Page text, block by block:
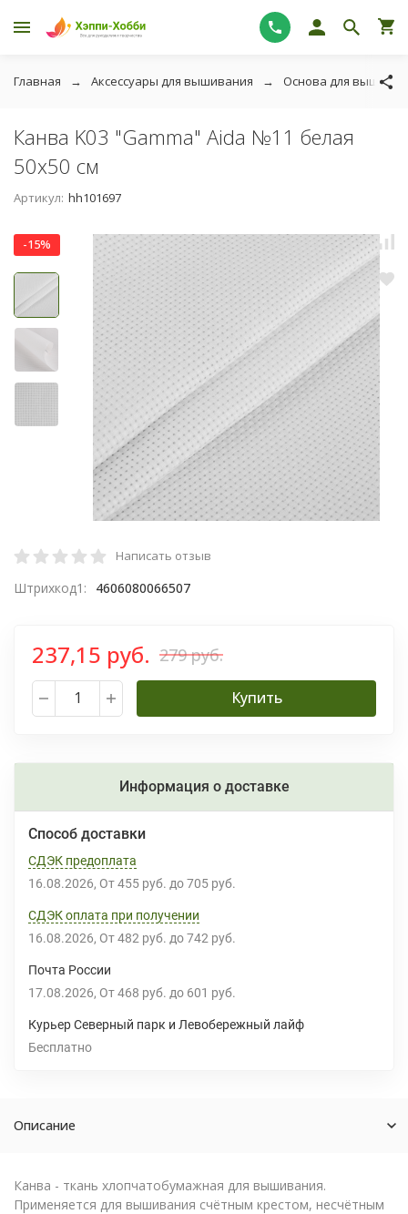
Главная Аксессуары для вышивания Основа для
Канва K03 "Gamma" Aida №11 белая
50х50 см
Артикул: hh101697
-15%
Написать отзыв
Штрихкод1: 4606080066507
237,15 руб. 279 руб.
Купить
Информация о доставке
Способ доставки
СДЭК предоплата
16.08.2026 От 455 руб. до 705 руб.
СДЭК оплата при получении
16.08.2026 От 482 руб. до 742 руб.
Почта России
17.08.2026 От 468 руб. до 601 руб.
Курьер Северный парк и Левобережный лайф
Бесплатно
Описание
Канва - ткань хлопчатобумажная для вышивания.
Применяется для вышивания счётным крестом, несчётным